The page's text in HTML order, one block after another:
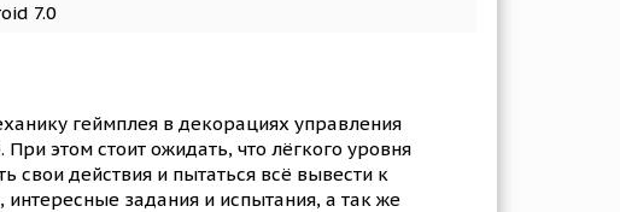
7.0
геймплея в декорациях управления
этом стоит ожидать, что лёгкого уровня
свои действия и пытаться всё вывести к
задания и испытания, а так же